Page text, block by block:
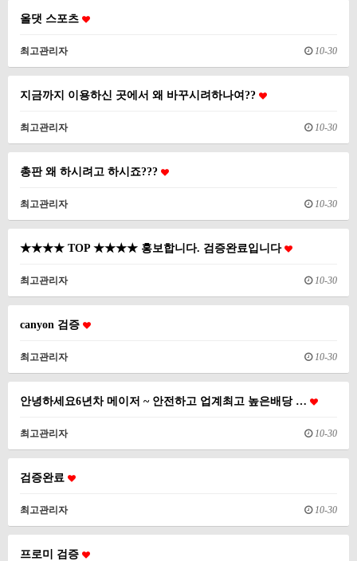
올댓 스포츠
최고관리자 10-30
지금까지 이용하신 곳에서 왜 바꾸시려하나여??
최고관리자 10-30
총판 왜 하시려고 하시죠???
최고관리자 10-30
★★★★ TOP ★★★★ 홍보합니다. 검증완료입니다
최고관리자 10-30
canyon 검증
최고관리자 10-30
안녕하세요6년차 메이저 ~ 안전하고 업계최고 높은배당 …
최고관리자 10-30
검증완료
최고관리자 10-30
프로미 검증